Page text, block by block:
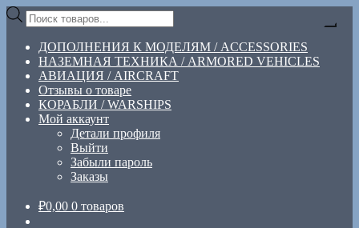
Перейти
навигации
Перейти
содержимому
Поиск
товаров
ДОПОЛНЕНИЯ К МОДЕЛЯМ / ACCESSORIES
НАЗЕМНАЯ ТЕХНИКА / ARMORED VEHICLES
АВИАЦИЯ / AIRCRAFT
Отзывы о товаре
КОРАБЛИ / WARSHIPS
Мой аккаунт
Детали профиля
Выйти
Забыли пароль
Заказы
₽0,00 0 товаров